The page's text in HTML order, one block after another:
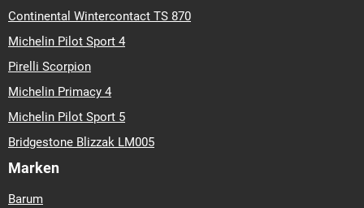
Continental Wintercontact TS 870
Michelin Pilot Sport 4
Pirelli Scorpion
Michelin Primacy 4
Michelin Pilot Sport 5
Bridgestone Blizzak LM005
Marken
Barum